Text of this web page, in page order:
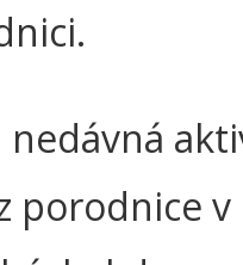
nedávná
porodnice